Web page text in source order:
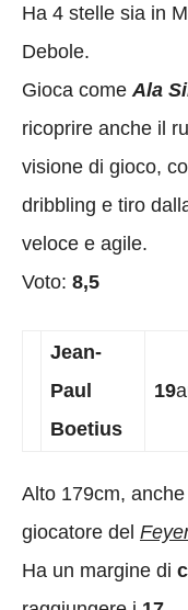
Ha 4 stelle sia in
Debole.
Gioca come Ala
ricoprire anche il
visione di gioco,
dribbling e tiro
veloce e agile.
Voto: 8,5
Jean-
Paul
Boetius
19
Alto 179cm,
giocatore del
Ha un margine di